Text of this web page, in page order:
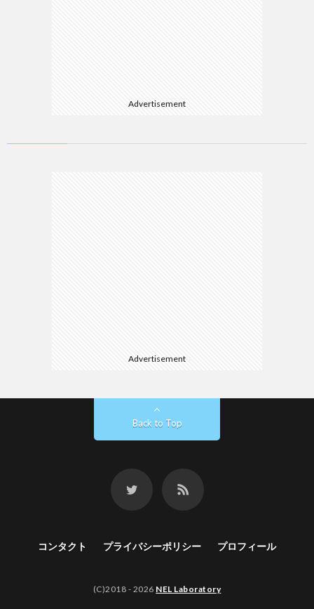
Advertisement
Advertisement
Back to Top
コンタクト プライバシーポリシー プロフィール
(C)2018 - 2026 NEL Laboratory